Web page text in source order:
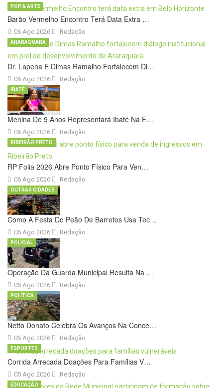
Barão Vermelho Encontro Terá Data Extra …
06 Ago 2026
POP & ARTE
Redação
Dr. Lapena E Dimas Ramalho Fortalecem Di…
06 Ago 2026
ARARAQUARA
Redação
Menina De 9 Anos Representará Ibaté Na F…
06 Ago 2026
IBATÉ
Redação
RP Folia 2026 Abre Ponto Físico Para Ven…
06 Ago 2026
RIBEIRÃO PRETO
Redação
Como A Festa Do Peão De Barretos Usa Tec…
06 Ago 2026
OUTRAS CIDADES
Redação
Operação Da Guarda Municipal Resulta Na …
05 Ago 2026
POLICIAL
Redação
Netto Donato Celebra Os Avanços Na Conce…
05 Ago 2026
POLÍTICA
Redação
Corrida Arrecada Doações Para Famílias V…
05 Ago 2026
ESPORTES
Redação
EDUCAÇÃO